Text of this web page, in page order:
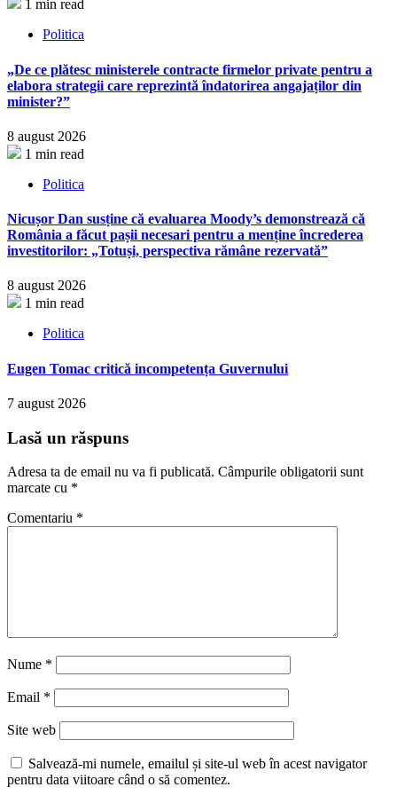
1 min read
Politica
„De ce plătesc ministerele contracte firmelor private pentru a
elabora strategii care reprezintă îndatorirea angajaților din
minister?”
8 august 2026
1 min read
Politica
Nicușor Dan susține că evaluarea Moody’s demonstrează că
România a făcut pașii necesari pentru a menține încrederea
investitorilor: „Totuși, perspectiva rămâne rezervată”
8 august 2026
1 min read
Politica
Eugen Tomac critică incompetența Guvernului
7 august 2026
Lasă un răspuns
Adresa ta de email nu va fi publicată. Câmpurile obligatorii sunt
marcate cu *
Comentariu *
Nume *
Email *
Site web
Salvează-mi numele, emailul și site-ul web în acest navigator
pentru data viitoare când o să comentez.